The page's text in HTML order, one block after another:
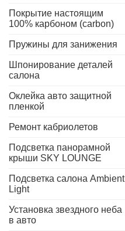
Покрытие настоящим
100% карбоном (carbon)
Пружины для занижения
Шпонирование деталей
салона
Оклейка авто защитной
пленкой
Ремонт кабриолетов
Подсветка панорамной
крыши SKY LOUNGE
Подсветка салона Ambient
Light
Установка звездного неба
в авто